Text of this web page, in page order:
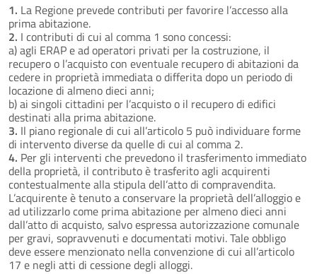
1. La Regione prevede contributi per favorire l’accesso alla
prima abitazione.
2. I contributi di cui al comma 1 sono concessi:
a) agli ERAP e ad operatori privati per la costruzione, il
recupero o l’acquisto con eventuale recupero di abitazioni da
cedere in proprietà immediata o differita dopo un periodo di
locazione di almeno dieci anni;
b) ai singoli cittadini per l’acquisto o il recupero di edifici
destinati alla prima abitazione.
3. Il piano regionale di cui all’articolo 5 può individuare forme
di intervento diverse da quelle di cui al comma 2.
4. Per gli interventi che prevedono il trasferimento immediato
della proprietà, il contributo è trasferito agli acquirenti
contestualmente alla stipula dell’atto di compravendita.
L’acquirente è tenuto a conservare la proprietà dell’alloggio e
ad utilizzarlo come prima abitazione per almeno dieci anni
dall’atto di acquisto, salvo espressa autorizzazione comunale
per gravi, sopravvenuti e documentati motivi. Tale obbligo
deve essere menzionato nella convenzione di cui all’articolo
17 e negli atti di cessione degli alloggi.